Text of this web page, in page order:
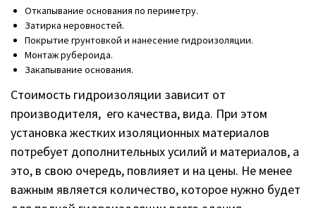
Откапывание основания по периметру.
Затирка неровностей.
Покрытие грунтовкой и нанесение гидроизоляции.
Монтаж рубероида.
Закапывание основания.
Стоимость гидроизоляции зависит от
производителя, его качества, вида. При этом
установка жестких изоляционных материалов
потребует дополнительных усилий и материалов, а
это, в свою очередь, повлияет и на цены. Не менее
важным является количество, которое нужно будет